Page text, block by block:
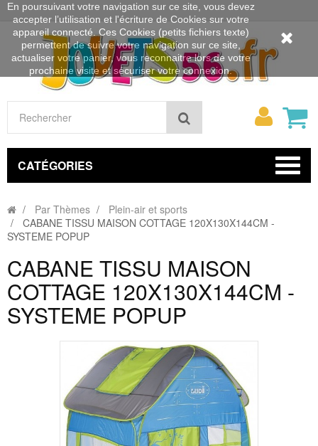
Rechercher
Mon
CATÉGORIES
Par Thèmes
Plein-air et sports
CABANE TISSU MAISON COTTAGE 120X130X144CM -
SYSTEME POPUP
CABANE TISSU MAISON
COTTAGE 120X130X144CM -
SYSTEME POPUP
En poursuivant votre navigation sur ce site, vous devez
accepter l’utilisation et l'écriture de Cookies sur votre
appareil connecté. Ces Cookies (petits fichiers texte)
permettent de suivre votre navigation sur ce site,
actualiser votre panier, vous reconnaitre lors de votre
prochaine visite et sécuriser votre connexion.